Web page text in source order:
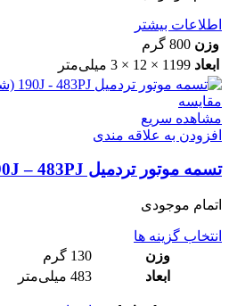
اطلاعات بیشتر
وزن 800 گرم
ابعاد 1199 × 12 × 3 میلی‌متر
مقایسه
مشاهده سریع
افزودن به علاقه مندی
تسمه موتور تردمیل 190J – 483PJ (شیاری)
اتمام موجودی
انتخاب گزینه ها
وزن
130 گرم
ابعاد
483 میلی‌متر